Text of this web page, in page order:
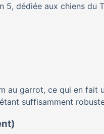
5, dédiée aux chiens
au garrot, ce qui en fait
suffisamment